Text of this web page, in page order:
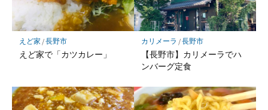
えど家 /長野市
えど家で「カツカレー」
カリメーラ /長野市
【長野市】カリメーラでハ
ンバーグ定食